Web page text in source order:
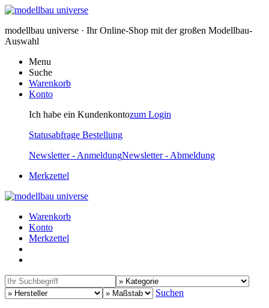
modellbau universe · Ihr Online-Shop mit der großen Modellbau-
Auswahl
Menu
Suche
Warenkorb
Konto
Ich habe ein Kundenkontozum Login
Statusabfrage Bestellung
Newsletter - AnmeldungNewsletter - Abmeldung
Merkzettel
Warenkorb
Konto
Merkzettel
Suchen